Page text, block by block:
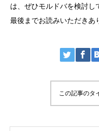
は、ぜひモルドバを検討し
最後までお読みいただきあ
この記事のタ